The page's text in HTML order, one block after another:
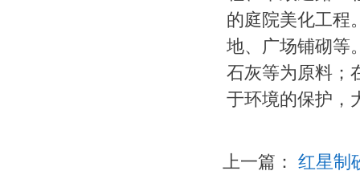
的庭院美化工程
地、广场铺砌等
石灰等为原料；
于环境的保护，
上一篇： 红星制